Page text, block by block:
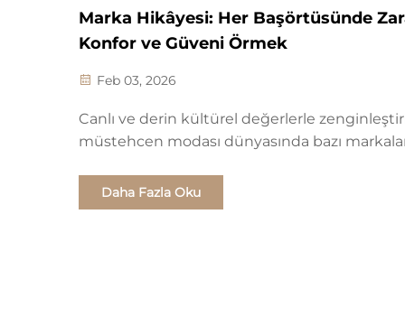
Marka Hikâyesi: Her Başörtüsünde
Konfor ve Güveni Örmek
Feb 03, 2026
Canlı ve derin kültürel değerlerle
müstehcen modası dünyasında bazı
el sanatına duyulan gerçek bir tutku üzerine
edilmiştir. Şirketimiz bunlardan ikincisidir.
Daha Fazla Oku